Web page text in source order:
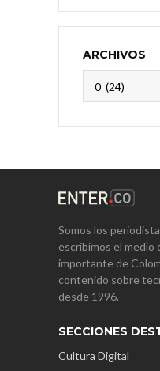
ARCHIVOS
Somos los
escribimos el medio
importante de
contenido sobre
desde 1996.
SECCIONES
Cultura Digital